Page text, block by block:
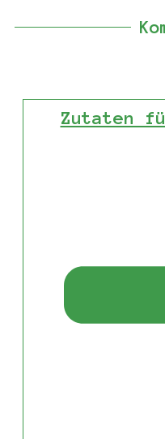
Zutaten